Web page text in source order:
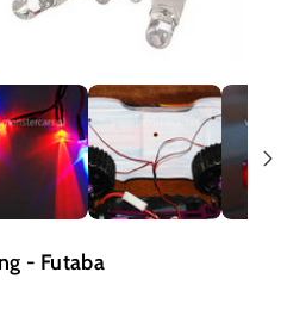
- Futaba